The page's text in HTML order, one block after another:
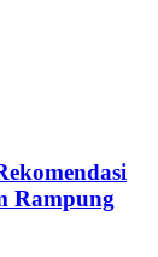
Rampung